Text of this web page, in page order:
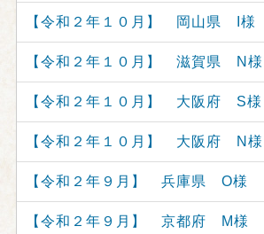
【令和２年１０月】 岡山県 I様
【令和２年１０月】 滋賀県 N様
【令和２年１０月】 大阪府 S様
【令和２年１０月】 大阪府 N様
【令和２年９月】 兵庫県 O様
【令和２年９月】 京都府 M様